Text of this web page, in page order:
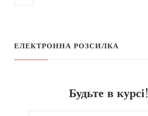
ЕЛЕКТРОННА РОЗСИЛКА
Будьте в курсі!